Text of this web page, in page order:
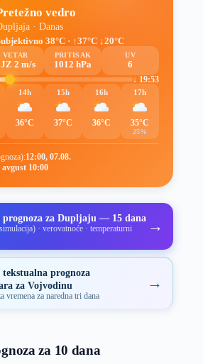
vedro
· Danas
38°C · ↑37°C ↓20°C
VETAR
2 m/s
PRITISAK
1012 hPa
UV
6
↓ 19:53
14h
36°C
15h
37°C
16h
36°C
17h
35°C
25%
12:00, 07.08.
avgust 10:00
prognoza za Dupljaju — 15 dana
· verovatnoće · temperaturni
→
tekstualna prognoza
za Vojvodinu
vremena za naredna tri dana
→
za 10 dana